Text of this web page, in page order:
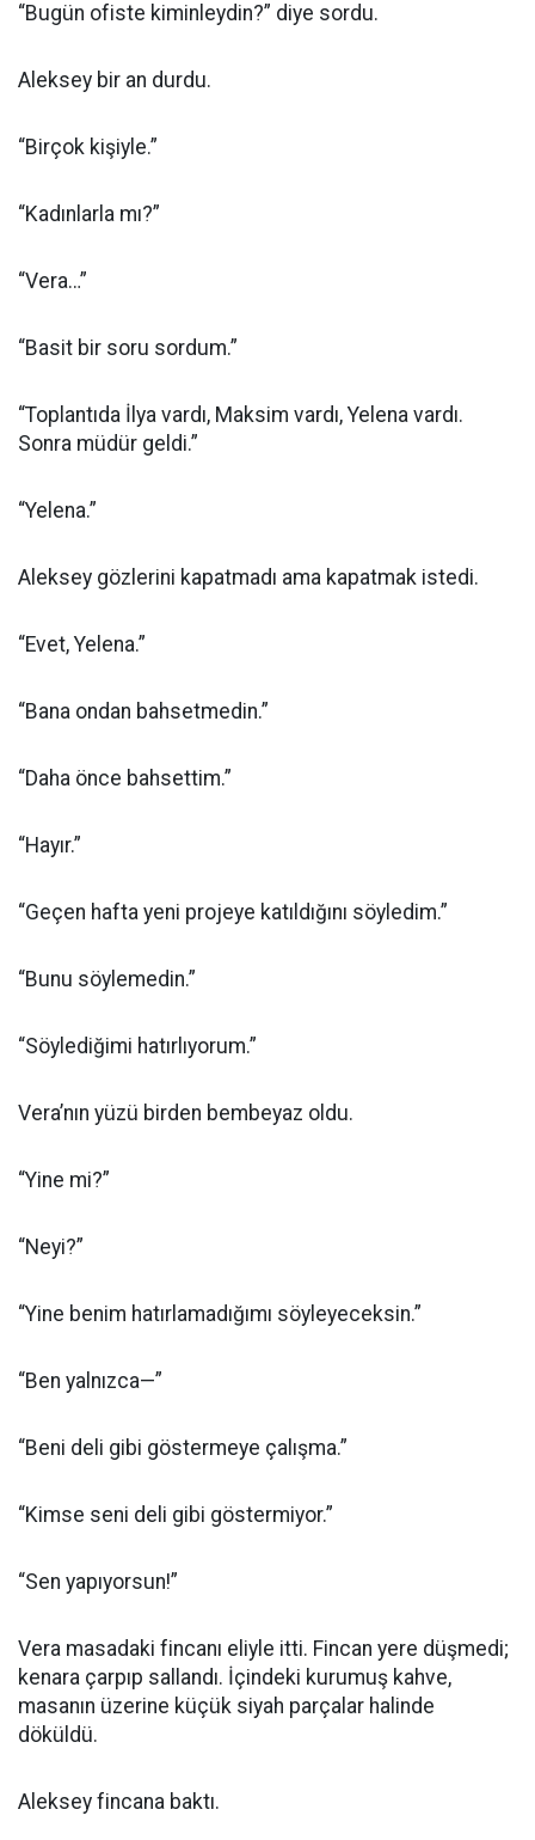
“Bugün ofiste kiminleydin?” diye sordu.
Aleksey bir an durdu.
“Birçok kişiyle.”
“Kadınlarla mı?”
“Vera…”
“Basit bir soru sordum.”
“Toplantıda İlya vardı, Maksim vardı, Yelena vardı.
Sonra müdür geldi.”
“Yelena.”
Aleksey gözlerini kapatmadı ama kapatmak istedi.
“Evet, Yelena.”
“Bana ondan bahsetmedin.”
“Daha önce bahsettim.”
“Hayır.”
“Geçen hafta yeni projeye katıldığını söyledim.”
“Bunu söylemedin.”
“Söylediğimi hatırlıyorum.”
Vera’nın yüzü birden bembeyaz oldu.
“Yine mi?”
“Neyi?”
“Yine benim hatırlamadığımı söyleyeceksin.”
“Ben yalnızca—”
“Beni deli gibi göstermeye çalışma.”
“Kimse seni deli gibi göstermiyor.”
“Sen yapıyorsun!”
Vera masadaki fincanı eliyle itti. Fincan yere düşmedi;
kenara çarpıp sallandı. İçindeki kurumuş kahve,
masanın üzerine küçük siyah parçalar halinde
döküldü.
Aleksey fincana baktı.